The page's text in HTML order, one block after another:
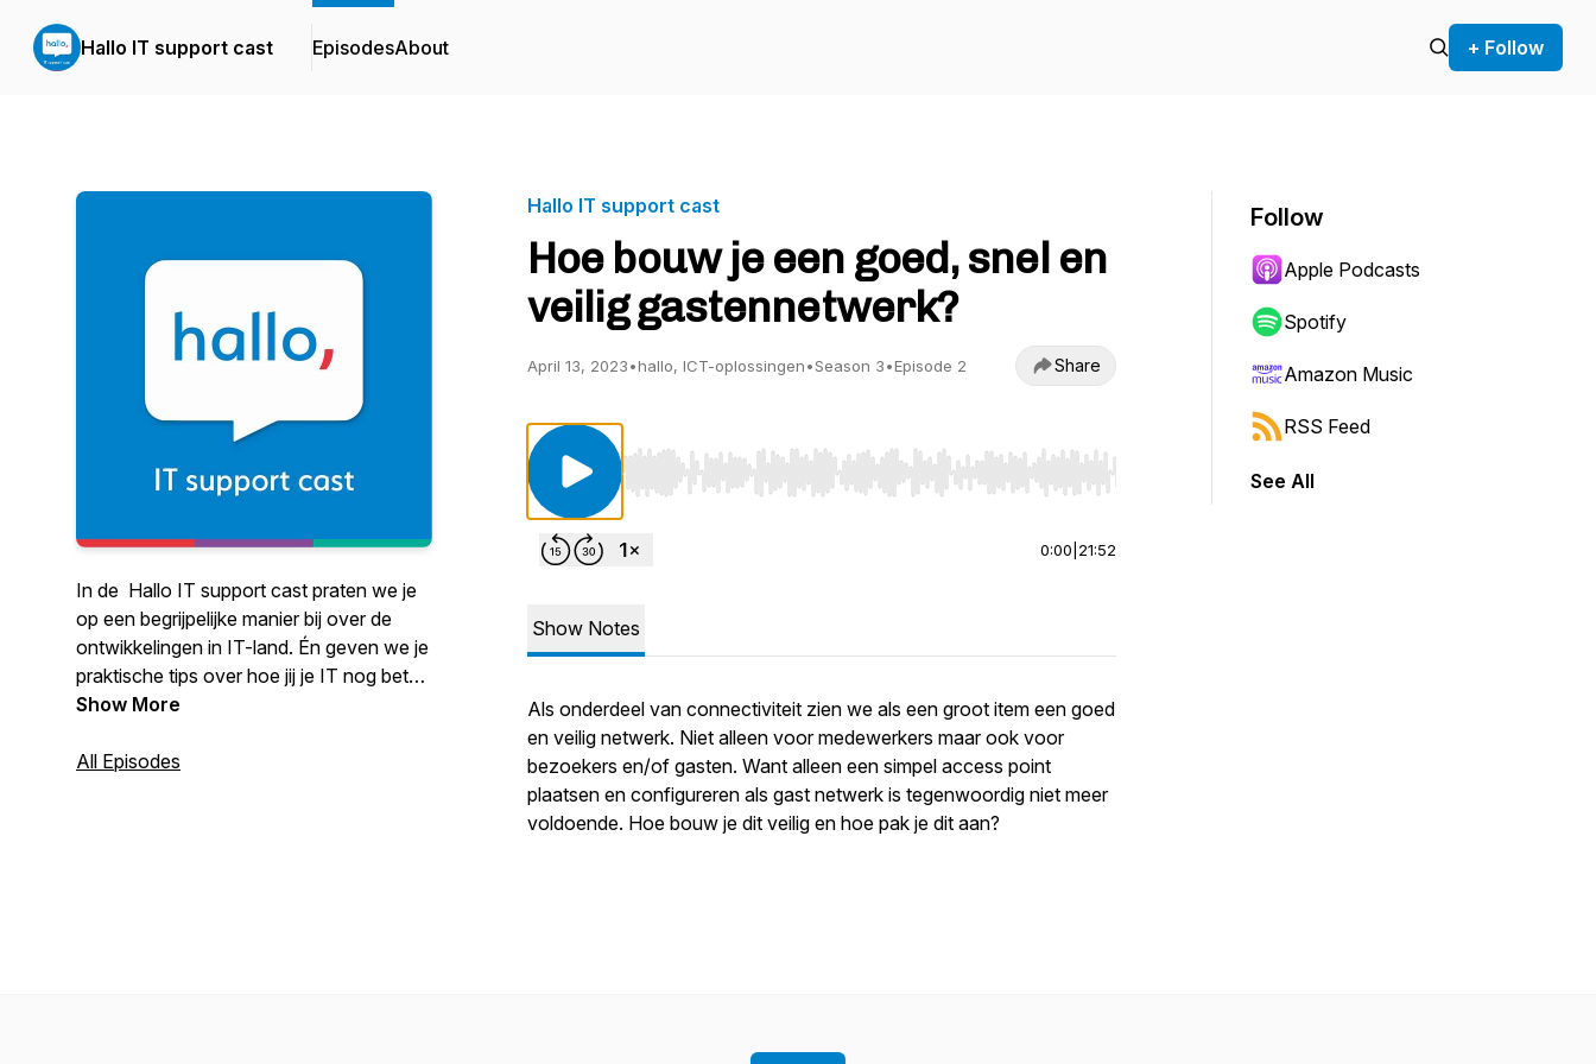
Hallo IT support cast EpisodesAbout + Follow
In de Hallo IT support cast praten we je
op een begrijpelijke manier bij over de
ontwikkelingen in IT-land. Én geven we je
praktische tips over hoe jij je IT nog beter
kunt regelen.
Show More
All Episodes
Hallo IT support cast
Hoe bouw je een goed, snel en
veilig gastennetwerk?
April 13, 2023•hallo, ICT-oplossingen•Season 3•Episode 2 Share
Use Left/Right to seek, Home/End to jump to start or end. Hold shift to jump forward or backward.
0:00 21:52
Show Notes
Als onderdeel van connectiviteit zien we als een groot item een goed
en veilig netwerk. Niet alleen voor medewerkers maar ook voor
bezoekers en/of gasten. Want alleen een simpel access point
plaatsen en configureren als gast netwerk is tegenwoordig niet meer
voldoende. Hoe bouw je dit veilig en hoe pak je dit aan?
Follow
Apple Podcasts
Spotify
Amazon Music
RSS Feed
See All